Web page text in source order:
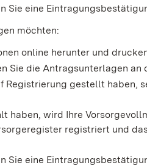
Sie eine
möchten:
online herunter und
Sie die Antragsunterlagen
Registrierung gestellt haben,
haben, wird Ihre
registriert und
Sie eine